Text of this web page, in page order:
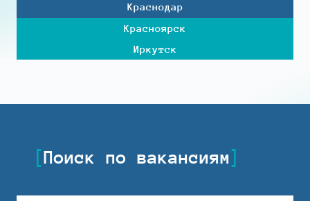
Краснодар
Красноярск
Иркутск
Поиск по вакансиям